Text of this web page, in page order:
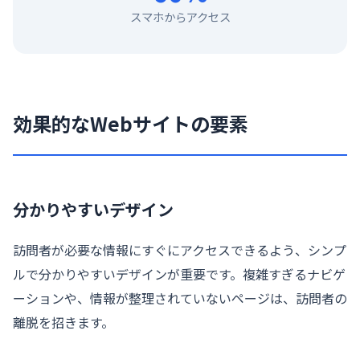
スマホからアクセス
効果的なWebサイトの要素
分かりやすいデザイン
訪問者が必要な情報にすぐにアクセスできるよう、シンプ
ルで分かりやすいデザインが重要です。複雑すぎるナビゲ
ーションや、情報が整理されていないページは、訪問者の
離脱を招きます。